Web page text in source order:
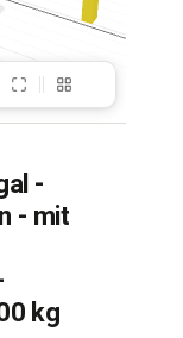
-
- mit
kg